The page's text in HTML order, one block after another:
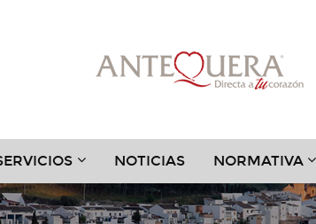
???
NOTICIAS NORMATIVA???